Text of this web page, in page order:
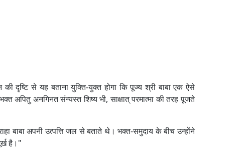
दृष्टि से यह बताना युक्ति-युक्त होगा कि पूज्य श्री बाबा एक ऐसे
अपितु अनगिनत संन्यस्त शिष्य भी, साक्षात् परमात्मा की तरह पूजते
बाबा अपनी उत्पत्ति जल से बताते थे। भक्त-समुदाय के बीच उन्होंने
है।"